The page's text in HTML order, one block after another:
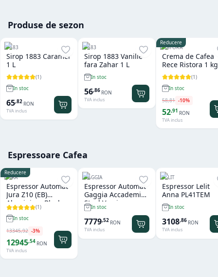
Produse de sezon
1883
Sirop 1883 Caramel
1 L
(1)
In stoc
65,82 RON
TVA inclus
1883
Sirop 1883 Vanilie
fara Zahar 1 L
In stoc
56,86 RON
TVA inclus
Reducere
RISTORA
Crema de Cafea
Rece Ristora 1 kg
(1)
In stoc
58,81 -10%
52,91 RON
TVA inclus
Espressoare Cafea
Reducere
JURA
Espressor Automat
Jura Z10 (EB)
Aluminium Black
(1)
In stoc
13345,92 -3%
12945,54 RON
TVA inclus
GAGGIA
Espressor Automat
Gaggia Accademia
Steel Version
In stoc
7779,52 RON
TVA inclus
LELIT
Espressor Lelit
Anna PL41TEM
In stoc
3108,86 RON
TVA inclus